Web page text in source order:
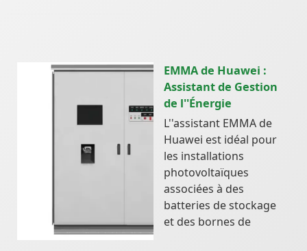
EMMA de Huawei :
Assistant de Gestion
de l''Énergie
L''assistant EMMA de
Huawei est idéal pour
les installations
photovoltaïques
associées à des
batteries de stockage
et des bornes de